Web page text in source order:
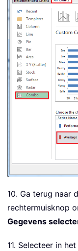
10. Ga terug naar
rechtermuisknop
Gegevens
11. Selecteer in